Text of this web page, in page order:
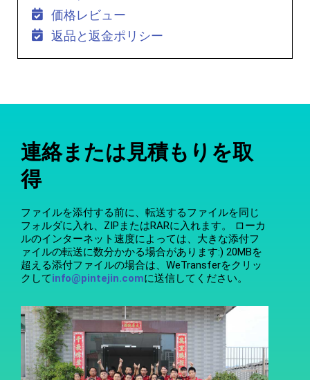
価格レビュー
返品と返金ポリシー
連絡または見積もりを取
得
ファイルを添付する前に、転送するファイルを同じ
フォルダに入れ、ZIPまたはRARに入れます。 ローカ
ルのインターネット速度によっては、大きな添付フ
ァイルの転送に数分かかる場合があります:) 20MBを
超える添付ファイルの場合は、WeTransferをクリッ
クしてinfo@pintejin.comに送信してください。